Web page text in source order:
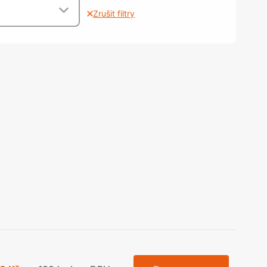
nohy, Nábytkové nohy a
nastavení
Zrušit filtry